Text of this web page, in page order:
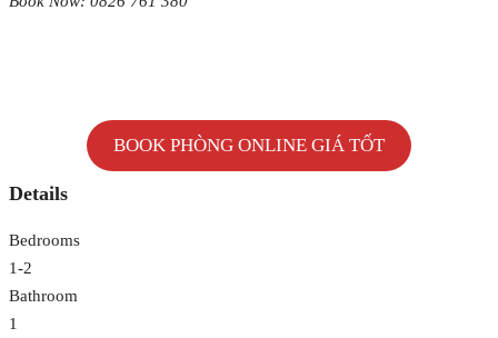
BOOK PHÒNG ONLINE GIÁ TỐT
Details
Bedrooms
1-2
Bathroom
1